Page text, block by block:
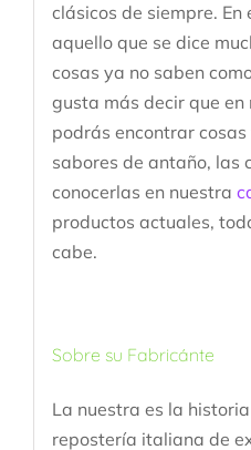
clásicos de siempre. En
aquello que se dice
cosas ya no saben
gusta más decir que
podrás encontrar
sabores de antaño, las
conocerlas en nuestra
productos actuales,
cabe.
Sobre su Fabricánte
La nuestra es la
repostería italiana de